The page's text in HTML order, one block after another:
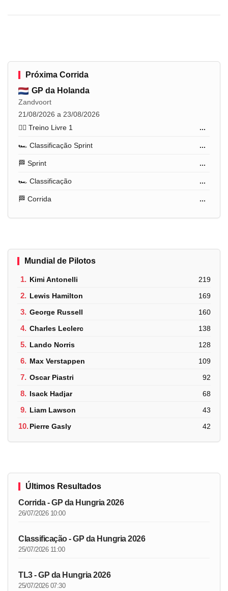
Próxima Corrida
GP da Holanda
Zandvoort
21/08/2026 a 23/08/2026
🏋️‍♂️ Treino Livre 1
...
🏎️ Classificação Sprint ...
🏁 Sprint ...
🏎️ Classificação ...
🏁 Corrida ...
Mundial de Pilotos
1. Kimi Antonelli 219
2. Lewis Hamilton 169
3. George Russell 160
4. Charles Leclerc 138
5. Lando Norris 128
6. Max Verstappen 109
7. Oscar Piastri 92
8. Isack Hadjar 68
9. Liam Lawson 43
10.Pierre Gasly 42
Últimos Resultados
Corrida - GP da Hungria 2026
26/07/2026 10:00
Classificação - GP da Hungria 2026
25/07/2026 11:00
TL3 - GP da Hungria 2026
25/07/2026 07:30